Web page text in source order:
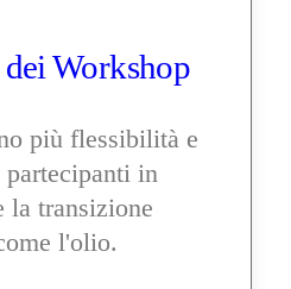
Workshop
più flessibilità e
in
la transizione
l'olio.